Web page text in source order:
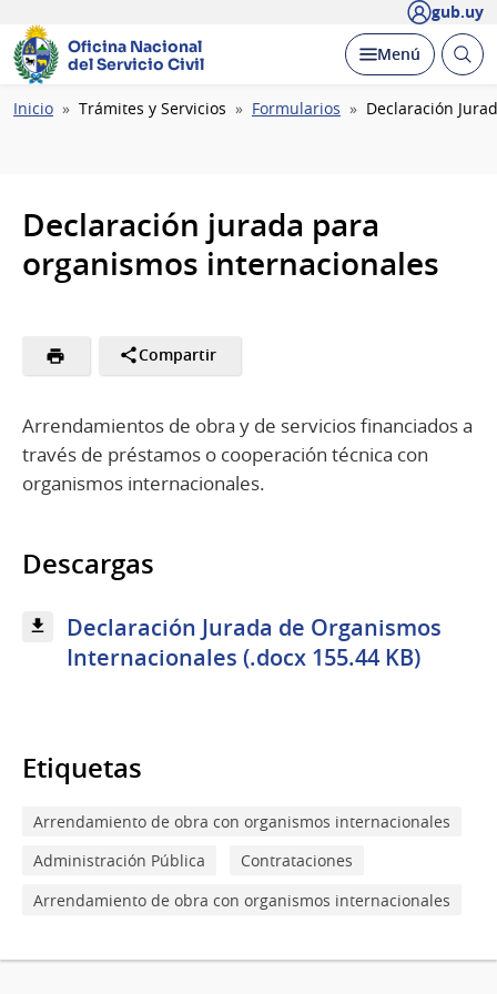
gub.uy
Oficina Nacional
del Servicio Civil
Desplegar
Menú Abrir
Ruta
Inicio Trámites y Servicios Formularios Declaración
Declaración jurada para
organismos internacionales
Compartir
Arrendamientos de obra y de servicios financiados a
través de préstamos o cooperación técnica con
organismos internacionales.
Descargas
Declaración Jurada de Organismos
Internacionales (.docx 155.44 KB)
Etiquetas
Arrendamiento de obra con organismos internacionales
Administración Pública
Contrataciones
Arrendamiento de obra con organismos internacionales